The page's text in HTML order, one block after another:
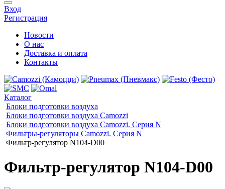
Вход
Регистрация
Новости
О нас
Доставка и оплата
Контакты
Каталог
Блоки подготовки воздуха
Блоки подготовки воздуха Camozzi
Блоки подготовки воздуха Camozzi. Серия N
Фильтры-регуляторы Camozzi. Серия N
Фильтр-регулятор N104-D00
Фильтр-регулятор N104-D00